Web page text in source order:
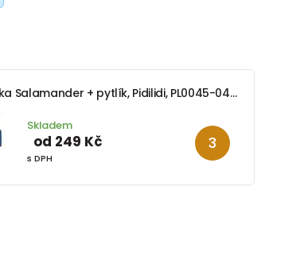
pláštěnka Salamander + pytlík, Pidilidi, PL0045-04, modrá
Skladem
od 249 Kč
s DPH